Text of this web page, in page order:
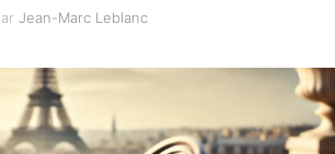
Jean-Marc Leblanc